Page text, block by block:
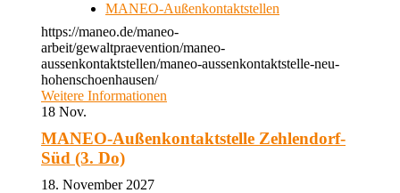
MANEO-Außenkontaktstellen
https://maneo.de/maneo-
arbeit/gewaltpraevention/maneo-
aussenkontaktstellen/maneo-aussenkontaktstelle-neu-
hohenschoenhausen/
Weitere Informationen
18 Nov.
MANEO-Außenkontaktstelle Zehlendorf-
Süd (3. Do)
18. November 2027